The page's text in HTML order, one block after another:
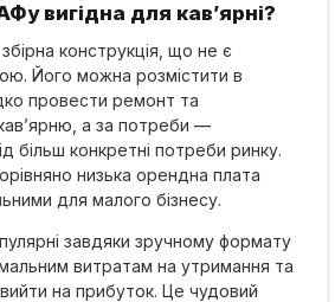
вигідна для кав’ярні?
конструкція, що не є
Його можна розмістити в
провести ремонт та
а за потреби —
більш конкретні потреби ринку.
низька орендна плата
для малого бізнесу.
завдяки зручному формату
витратам на утримання та
на прибуток. Це чудовий